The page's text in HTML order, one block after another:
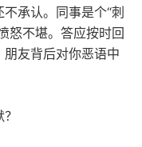
承认。同事是个“刺
怒不堪。答应按时回
友背后对你恶语中